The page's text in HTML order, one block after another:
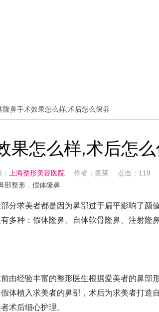
隆鼻手术效果怎么样,术后怎么保养
果怎么样,术后怎
上海整形美容医院 作者：美莱 点击：119
部整形， 假体隆鼻
求美者都是因为鼻部过于扁平影响了颜
多种：假体隆鼻、自体软骨隆鼻、注射隆
经验丰富的整形医生根据爱美者的鼻部
体植入求美者的鼻部，术后为求美者打造
术后细心护理。